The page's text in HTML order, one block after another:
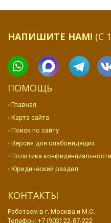
НАПИШИТЕ НАМ! (С
ПОМОЩЬ
Главная
Карта сайта
Поиск по сайту
Версия для слабовидящих
Политика конфиденциальности
Юридический раздел
КОНТАКТЫ
Работаем в г. Москва и М.О.
Телефон: +7 (903) 22-87-222